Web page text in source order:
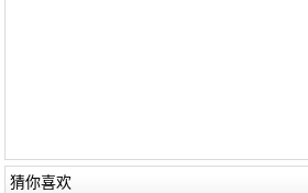
猜你喜欢